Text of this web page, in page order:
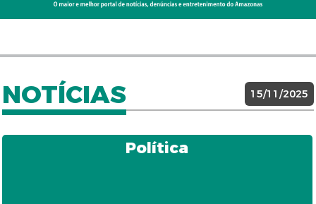
NOTÍCIAS 15/11/2025
Política